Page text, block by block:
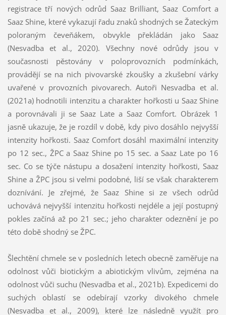
registrace tří nových odrůd Saaz Brilliant, Saaz Comfort a
Saaz Shine, které vykazují řadu znaků shodných se Žateckým
poloraným čeveňákem, obvykle překládán jako Saaz
(Nesvadba et al., 2020). Všechny nové odrůdy jsou v
současnosti pěstovány v poloprovozních podmínkách,
provádějí se na nich pivovarské zkoušky a zkušební várky
uvařené v provozních pivovarech. Autoři Nesvadba et al.
(2021a) hodnotili intenzitu a charakter hořkosti u Saaz Shine
a porovnávali ji se Saaz Late a Saaz Comfort. Obrázek 1
jasně ukazuje, že je rozdíl v době, kdy pivo dosáhlo nejvyšší
intenzity hořkosti. Saaz Comfort dosáhl maximální intenzity
po 12 sec., ŽPC a Saaz Shine po 15 sec. a Saaz Late po 16
sec. Co se týče nástupu a dosažení intenzity hořkosti, Saaz
Shine a ŽPC jsou si velmi podobné, liší se však charakterem
doznívání. Je zřejmé, že Saaz Shine si ze všech odrůd
uchovává nejvyšší intenzitu hořkosti nejdéle a její postupný
pokles začíná až po 21 sec.; jeho charakter odeznění je po
této době shodný se ŽPC.
Šlechtění chmele se v posledních letech obecně zaměřuje na
odolnost vůči biotickým a abiotickým vlivům, zejména na
odolnost vůči suchu (Nesvadba et al., 2021b). Expedicemi do
suchých oblastí se odebírají vzorky divokého chmele
(Nesvadba et al., 2009), které lze následně využít pro